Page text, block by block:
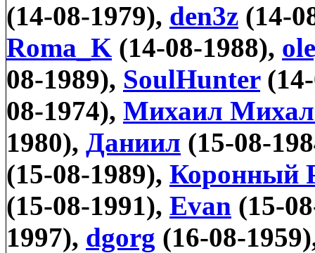
(14-08-1979), den3z (14-
Roma_K (14-08-1988),
08-1989), SoulHunter
08-1974), Михаил
1980), Даниил (15-08-
(15-08-1989), Коронный
(15-08-1991), Evan (15-
1997), dgorg (16-08-